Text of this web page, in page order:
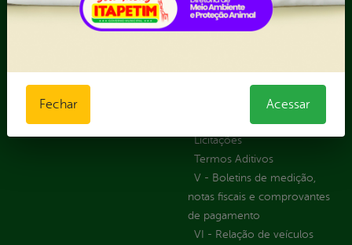
Relatórios Anuais
II - Anexo II - Ficha de
Registro de Fornecedor -
Orçamentária das Rotas
IV - Rotas georreferenciadas
em execução
Licitações
Termos Aditivos
V - Boletins de medição,
notas fiscais e comprovantes
de pagamento
VI - Relação de veículos
Fechar Acessar